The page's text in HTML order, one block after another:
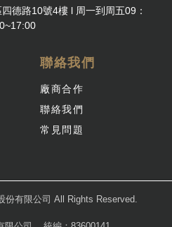
德路10號4樓 l 周一到周五09：
聯絡我們
廠商合作
聯絡我們
常見問題
份有限公司 All Rights Reserved.